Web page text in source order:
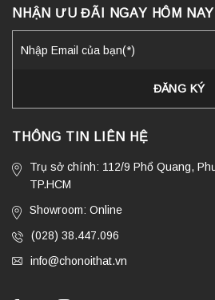
NHẬN ƯU ĐÃI NGAY HÔM NAY
THÔNG TIN LIÊN HỆ
Trụ sở chính: 112/9 Phổ Quang,
TP.HCM
Showroom: Online
(028) 38.447.096
info@chonoithat.vn